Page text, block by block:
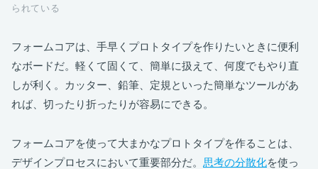
られている
フォームコアは、手早くプロトタイプを作りたいときに便利
なボードだ。軽くて固くて、簡単に扱えて、何度でもやり直
しが利く。カッター、鉛筆、定規といった簡単なツールがあ
れば、切ったり折ったりが容易にできる。
フォームコアを使って大まかなプロトタイプを作ることは、
デザインプロセスにおいて重要部分だ。 思考の分散化を使っ